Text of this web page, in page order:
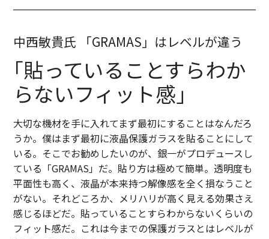
中西敏貴氏 「GRAMAS」はレベルが違う
｢貼っていることすらわか
らないフィット感｣
大切な機材を手に入れてまず最初にすることはなんだろ
うか。僕はまず最初に液晶保護ガラスを貼ることにして
いる。そこでお勧めしたいのが、銀一がプロデュースし
ている「GRAMAS」だ。貼り方は極めて簡単。透明度も
平面性も高く、液晶が本来持つ解像感を全く損なうこと
がない。それどころか、メリハリが高く見える効果さえ
感じるほどだ。貼っていることすらわからないくらいの
フィット感だ。これは今までの保護ガラスとはレベルが